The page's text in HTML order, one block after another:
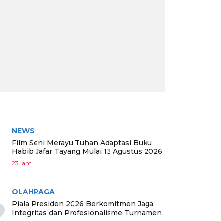
NEWS
Film Seni Merayu Tuhan Adaptasi Buku
Habib Jafar Tayang Mulai 13 Agustus 2026
23 jam
OLAHRAGA
Piala Presiden 2026 Berkomitmen Jaga
Integritas dan Profesionalisme Turnamen